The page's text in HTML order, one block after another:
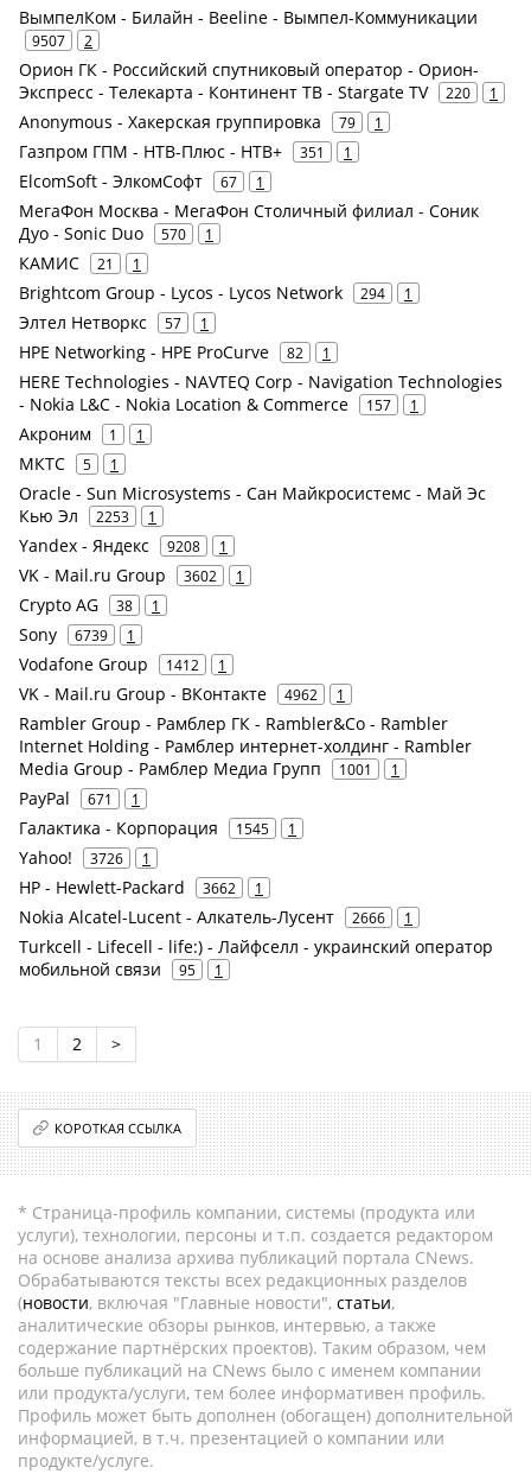
ВымпелКом - Билайн - Beeline - Вымпел-Коммуникации
9507 2
Орион ГК - Российский спутниковый оператор - Орион-
Экспресс - Телекарта - Континент ТВ - Stargate TV
220 1
Anonymous - Хакерская группировка 79 1
Газпром ГПМ - НТВ-Плюс - НТВ+ 351 1
ElcomSoft - ЭлкомСофт 67 1
МегаФон Москва - МегаФон Столичный филиал - Соник
Дуо - Sonic Duo
570 1
КАМИС 21 1
Brightcom Group - Lycos - Lycos Network 294 1
Элтел Нетворкс 57 1
HPE Networking - HPE ProCurve 82 1
HERE Technologies - NAVTEQ Corp - Navigation Technologies
- Nokia L&C - Nokia Location & Commerce
157 1
Акроним 1 1
МКТС 5 1
Oracle - Sun Microsystems - Сан Майкросистемс - Май Эс
Кью Эл
2253 1
Yandex - Яндекс 9208 1
VK - Mail.ru Group 3602 1
Crypto AG 38 1
Sony 6739 1
Vodafone Group 1412 1
VK - Mail.ru Group - ВКонтакте 4962 1
Rambler Group - Рамблер ГК - Rambler&Co - Rambler
Internet Holding - Рамблер интернет-холдинг - Rambler
Media Group - Рамблер Медиа Групп
1001 1
PayPal 671 1
Галактика - Корпорация 1545 1
Yahoo! 3726 1
HP - Hewlett-Packard 3662 1
Nokia Alcatel-Lucent - Алкатель-Лусент 2666 1
Turkcell - Lifecell - life:) - Лайфселл - украинский оператор
мобильной связи
95 1
1 2 >
КОРОТКАЯ ССЫЛКА
* Страница-профиль компании, системы (продукта или
услуги), технологии, персоны и т.п. создается редактором
на основе анализа архива публикаций портала CNews.
Обрабатываются тексты всех редакционных разделов
(новости, включая "Главные новости", статьи,
аналитические обзоры рынков, интервью, а также
содержание партнёрских проектов). Таким образом, чем
больше публикаций на CNews было с именем компании
или продукта/услуги, тем более информативен профиль.
Профиль может быть дополнен (обогащен) дополнительной
информацией, в т.ч. презентацией о компании или
продукте/услуге.